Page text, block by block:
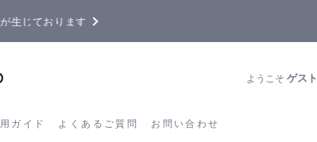
じております
ガイド よくあるご質問 お問い合わせ
ようこそゲスト
利用ガイド よくあるご質問